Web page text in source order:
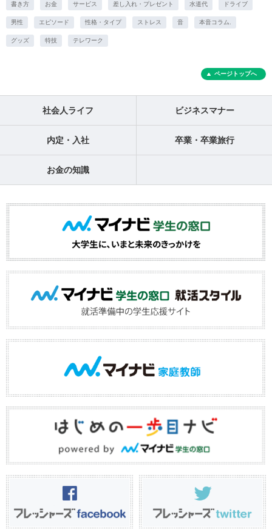
書き方 お金 サービス 差し入れ・プレゼント 水道代 ドライブ
男性 エピソード 性格・タイプ ストレス 音 本音コラム.
グッズ 特技 テレワーク
ページトップへ
社会人ライフ ビジネスマナー
内定・入社 卒業・卒業旅行
お金の知識